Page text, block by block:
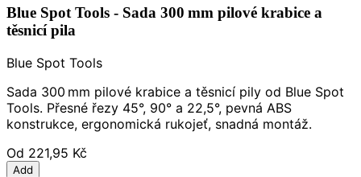
Blue Spot Tools - Sada 300 mm pilové krabice a
těsnicí pila
Blue Spot Tools
Sada 300 mm pilové krabice a těsnicí pily od Blue Spot
Tools. Přesné řezy 45°, 90° a 22,5°, pevná ABS
konstrukce, ergonomická rukojeť, snadná montáž.
Od 221,95 Kč
Add